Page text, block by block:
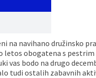
na navihano družinsko
letos obogatena s
vas bodo na drugo
tudi ostalih zabavnih